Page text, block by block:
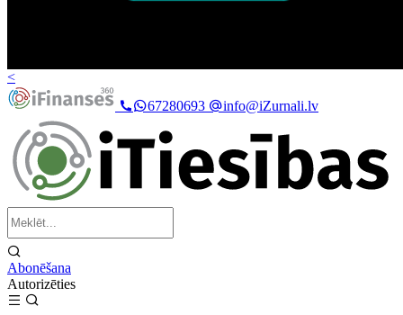
<
67280693
info@iZurnali.lv
Abonēšana
Autorizēties